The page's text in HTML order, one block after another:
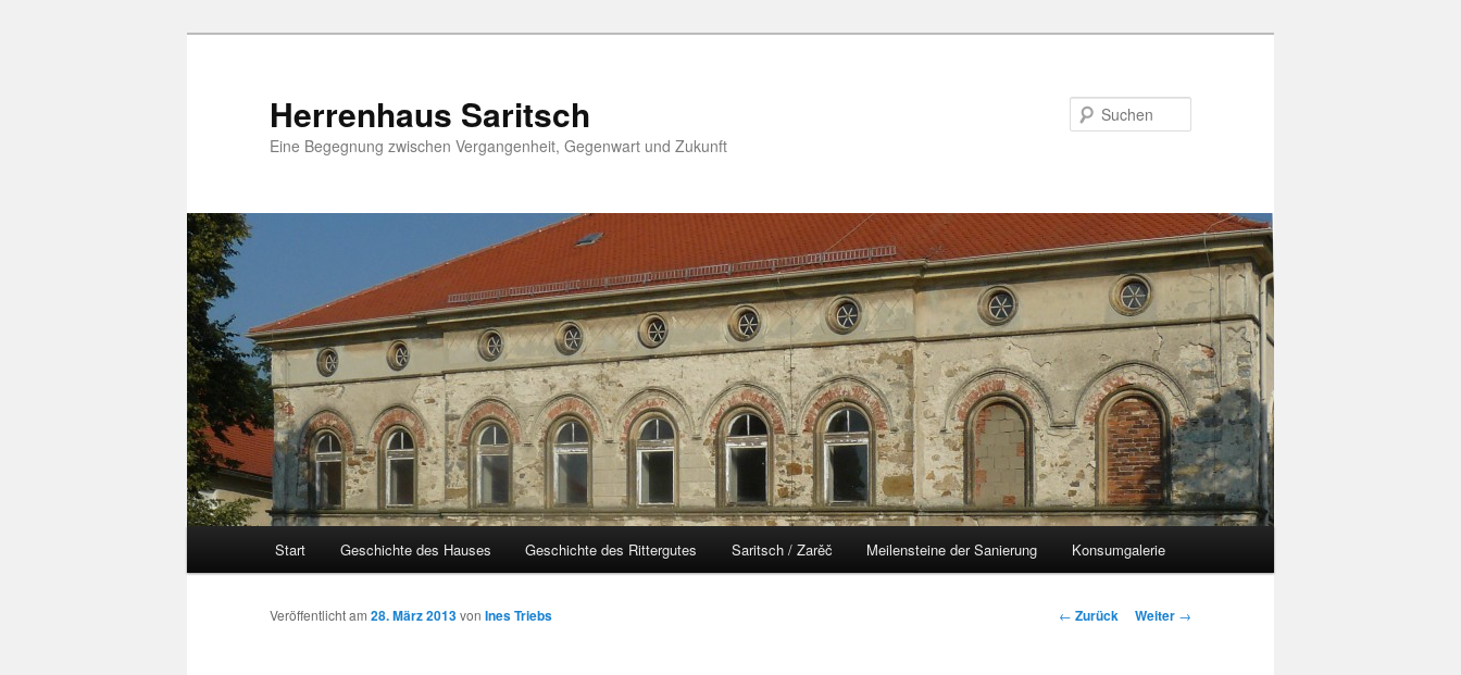
Herrenhaus Saritsch
Eine Begegnung zwischen Vergangenheit, Gegenwart und Zukunft
Start Geschichte des Hauses Geschichte des Rittergutes Saritsch / Zarěč Meilensteine der Sanierung Konsumgalerie
Beitragsnavigation
← Zurück Weiter →
Veröffentlicht am 28. März 2013von Ines Triebs